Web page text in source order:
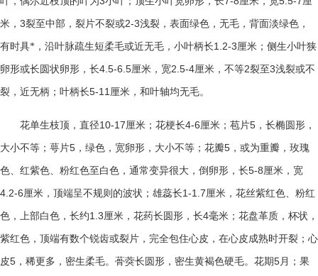
米， 3裂至中部，裂片不裂或2-3浅裂，表面绿色，无毛，背面淡绿色，
有时具*，沿叶脉疏生短柔毛或近无毛，小叶柄长1.2-3厘米；侧生小叶狭
卵形或长圆状卵形，长4.5-6.5厘米，宽2.5-4厘米，不等2裂至3浅裂或不
裂，近无柄；叶柄长5-11 厘米，和叶轴均无毛。
花单生枝顶，直径10-17厘米；花梗长4-6厘米；苞片5 ，长椭圆形，
大小不等；萼片5 ，绿色，宽卵形，大小不等；花瓣5 ，或为重瓣，玫瑰
色、红紫色、粉红色至白色，通常变异很大，倒卵形，长5-8厘米，宽
4.2-6厘米，顶端呈不规则的波状；雄蕊长1-1.7厘米，花丝紫红色、粉红
色，上部白色，长约1.3厘米，花药长圆形，长4毫米；花盘革质，杯状，
紫红色，顶端有数个锐齿或裂片，完全包住心皮，在心皮成熟时开裂；心
皮5 ，稀更多，密生柔毛。蓇葖长圆形，密生黄褐色硬毛。花期5月；果